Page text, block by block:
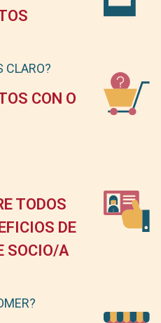
CLARO?
CON O
TODOS
DE
SOCIO/A